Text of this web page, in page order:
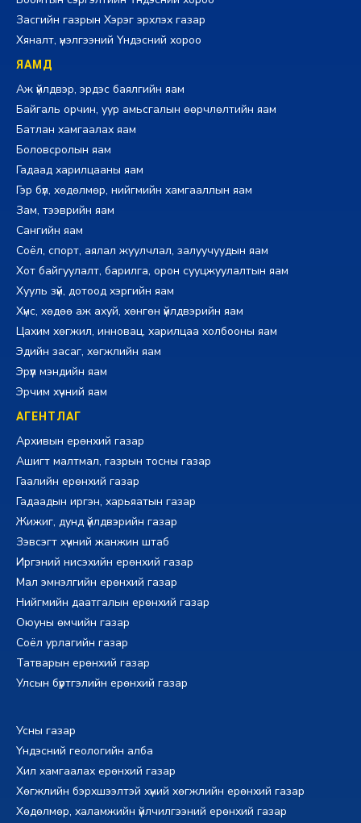
Засгийн газрын Хэрэг эрхлэх газар
Хяналт, үнэлгээний Үндэсний хороо
ЯАМД
Аж үйлдвэр, эрдэс баялгийн яам
Байгаль орчин, уур амьсгалын өөрчлөлтийн яам
Батлан хамгаалах яам
Боловсролын яам
Гадаад харилцааны яам
Гэр бүл, хөдөлмөр, нийгмийн хамгааллын яам
Зам, тээврийн яам
Сангийн яам
Соёл, спорт, аялал жуулчлал, залуучуудын яам
Хот байгуулалт, барилга, орон сууцжуулалтын яам
Хууль зүй, дотоод хэргийн яам
Хүнс, хөдөө аж ахуй, хөнгөн үйлдвэрийн яам
Цахим хөгжил, инновац, харилцаа холбооны яам
Эдийн засаг, хөгжлийн яам
Эрүүл мэндийн яам
Эрчим хүчний яам
АГЕНТЛАГ
Архивын ерөнхий газар
Ашигт малтмал, газрын тосны газар
Гаалийн ерөнхий газар
Гадаадын иргэн, харьяатын газар
Жижиг, дунд үйлдвэрийн газар
Зэвсэгт хүчний жанжин штаб
Иргэний нисэхийн ерөнхий газар
Мал эмнэлгийн ерөнхий газар
Нийгмийн даатгалын ерөнхий газар
Оюуны өмчийн газар
Соёл урлагийн газар
Татварын ерөнхий газар
Улсын бүртгэлийн ерөнхий газар
Усны газар
Үндэсний геологийн алба
Хил хамгаалах ерөнхий газар
Хөгжлийн бэрхшээлтэй хүний хөгжлийн ерөнхий газар
Хөдөлмөр, халамжийн үйлчилгээний ерөнхий газар